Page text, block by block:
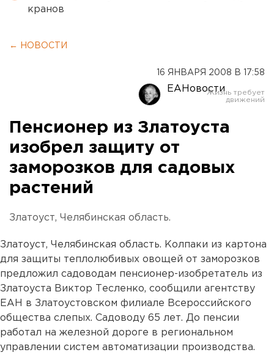
кранов
← НОВОСТИ
16 ЯНВАРЯ 2008 В 17:58
ЕАНовости
Пенсионер из Златоуста
изобрел защиту от
заморозков для садовых
растений
Златоуст, Челябинская область.
Златоуст, Челябинская область. Колпаки из картона
для защиты теплолюбивых овощей от заморозков
предложил садоводам пенсионер-изобретатель из
Златоуста Виктор Тесленко, сообщили агентству
ЕАН в Златоустовском филиале Всероссийского
общества слепых. Садоводу 65 лет. До пенсии
работал на железной дороге в региональном
управлении систем автоматизации производства.